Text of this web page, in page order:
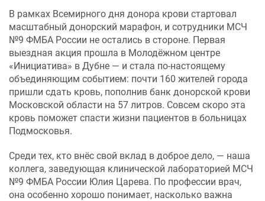
комфортности пребывания в
отделениях стационара
Транспортировка и медицинское
сопровождение
Прочие услуги
В рамках Всемирного дня донора крови стартовал
масштабный донорский марафон, и сотрудники МСЧ
№9 ФМБА России не остались в стороне. Первая
выездная акция прошла в Молодёжном центре
«Инициатива» в Дубне — и стала по-настоящему
объединяющим событием: почти 160 жителей города
пришли сдать кровь, пополнив банк донорской крови
Московской области на 57 литров. Совсем скоро эта
кровь поможет спасти жизни пациентов в больницах
Подмосковья.
Среди тех, кто внёс свой вклад в доброе дело, — наша
коллега, заведующая клинической лабораторией МСЧ
№9 ФМБА России Юлия Царева. По профессии врач,
она особенно хорошо понимает, насколько важна